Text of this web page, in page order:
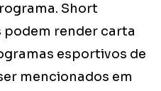
Short
render carta
esportivos de
mencionados em